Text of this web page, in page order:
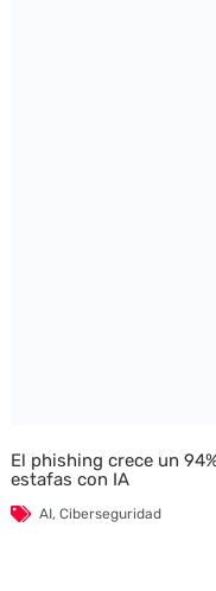
El phishing crece un
estafas con IA
AI, Ciberseguridad